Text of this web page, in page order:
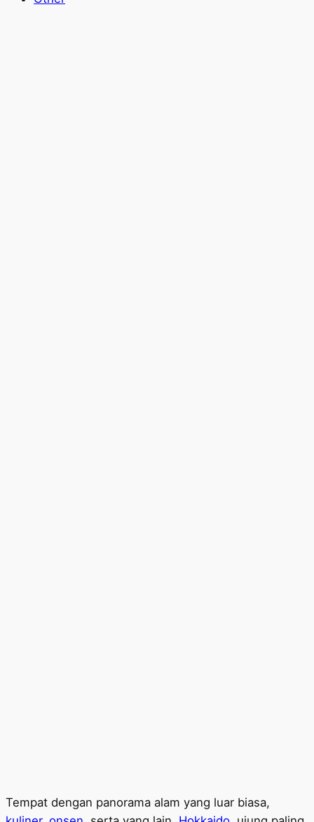
Tempat dengan panorama alam yang luar biasa,